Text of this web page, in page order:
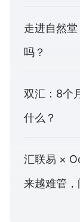
走进自然
吗？
双汇：8个
什么？
汇联易 ×
来越难管